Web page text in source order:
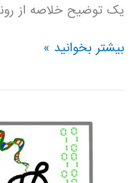
یک توضیح خلاصه از
Particle
(فیلتر
بیشتر بخوانید »